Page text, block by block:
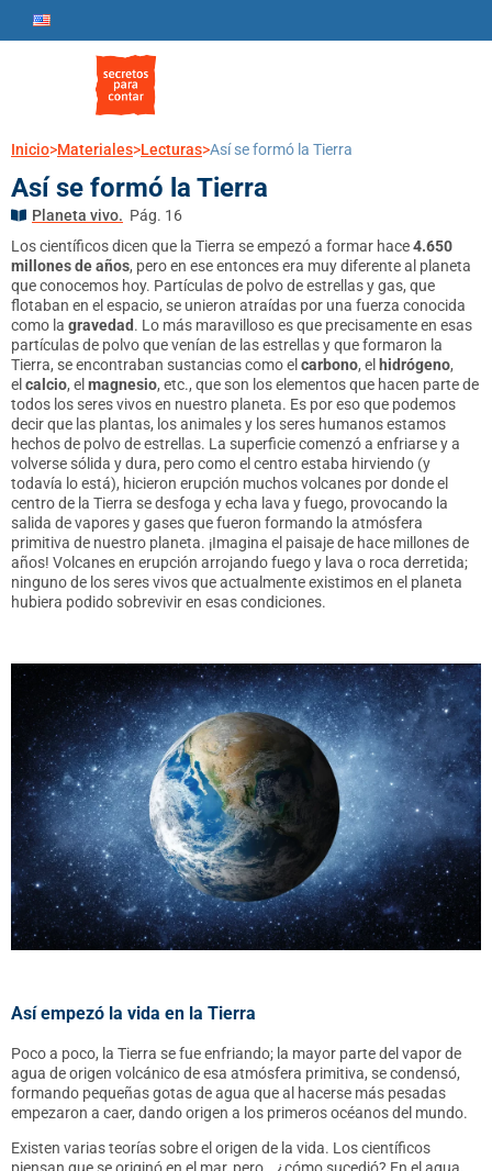
Inicio>Materiales>Lecturas>Así se formó la Tierra
Así se formó la Tierra
Planeta vivo. Pág. 16
Los científicos dicen que la Tierra se empezó a formar hace4.650
millones de años, pero en ese entonces era muy diferente al planeta
que conocemos hoy. Partículas de polvo de estrellas y gas, que
flotaban en el espacio, se unieron atraídas por una fuerza conocida
como la gravedad. Lo más maravilloso es que precisamente en esas
partículas de polvo que venían de las estrellas y que formaron la
Tierra, se encontraban sustancias como el carbono, el hidrógeno,
el calcio, el magnesio, etc., que son los elementos que hacen parte de
todos los seres vivos en nuestro planeta. Es por eso que podemos
decir que las plantas, los animales y los seres humanos estamos
hechos de polvo de estrellas. La superficie comenzó a enfriarse y a
volverse sólida y dura, pero como el centro estaba hirviendo (y
todavía lo está), hicieron erupción muchos volcanes por donde el
centro de la Tierra se desfoga y echa lava y fuego, provocando la
salida de vapores y gases que fueron formando la atmósfera
primitiva de nuestro planeta. ¡Imagina el paisaje de hace millones de
años! Volcanes en erupción arrojando fuego y lava o roca derretida;
ninguno de los seres vivos que actualmente existimos en el planeta
hubiera podido sobrevivir en esas condiciones.
Así empezó la vida en la Tierra
Poco a poco, la Tierra se fue enfriando; la mayor parte del vapor de
agua de origen volcánico de esa atmósfera primitiva, se condensó,
formando pequeñas gotas de agua que al hacerse más pesadas
empezaron a caer, dando origen a los primeros océanos del mundo.
Existen varias teorías sobre el origen de la vida. Los científicos